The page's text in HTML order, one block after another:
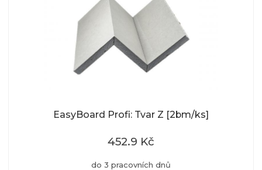
EasyBoard Profi: Tvar Z [2bm/ks]
do 3 pracovních dnů
452.9 Kč